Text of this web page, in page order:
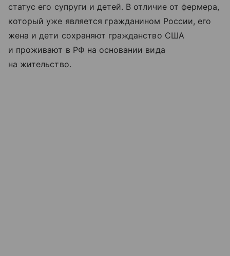
статус его супруги и детей. В отличие от фермера,
который уже является гражданином России, его
жена и дети сохраняют гражданство США
и проживают в РФ на основании вида
на жительство.